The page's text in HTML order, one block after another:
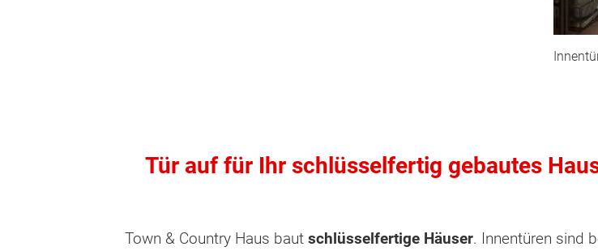
Tür auf für Ihr schlüsselfertig gebautes
Town & Country Haus baut schlüsselfertige Häuser. Innentüren sind